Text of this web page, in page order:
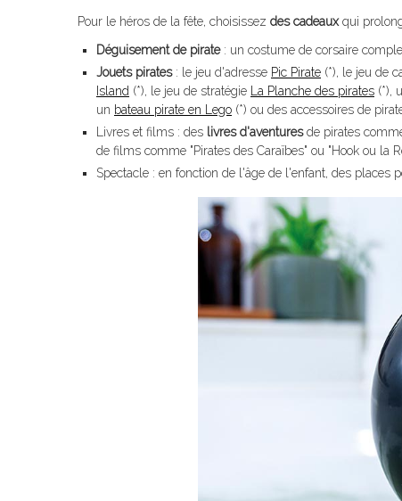
Pour le héros de la fête, choisissez des cadeauxqui
Déguisement de pirate: un costume de corsaire
Jouets pirates: le jeu d'adresse Pic Pirate (*), le jeu de
Island (*), le jeu de stratégie La Planche des pirates (*),
un bateau pirate en Lego (*) ou des accessoires de
Livres et films : des livres d'aventuresde pirates
de films comme "Pirates des Caraïbes" ou "Hook ou la
Spectacle : en fonction de l'âge de l'enfant, des places